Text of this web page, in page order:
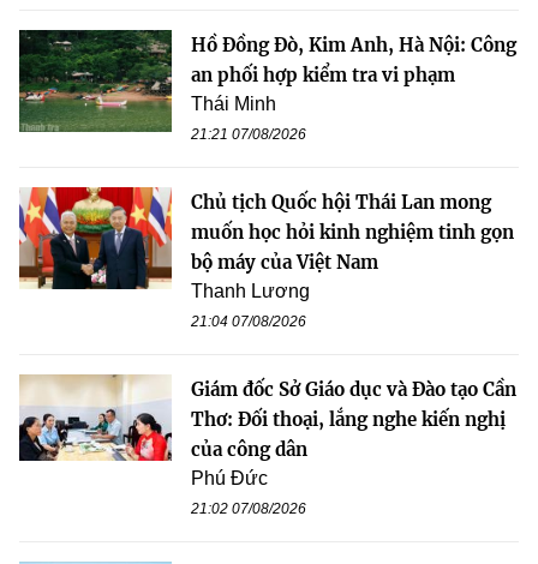
Hồ Đồng Đò, Kim Anh, Hà Nội: Công
an phối hợp kiểm tra vi phạm
Thái Minh
21:21 07/08/2026
Chủ tịch Quốc hội Thái Lan mong
muốn học hỏi kinh nghiệm tinh gọn
bộ máy của Việt Nam
Thanh Lương
21:04 07/08/2026
Giám đốc Sở Giáo dục và Đào tạo Cần
Thơ: Đối thoại, lắng nghe kiến nghị
của công dân
Phú Đức
21:02 07/08/2026